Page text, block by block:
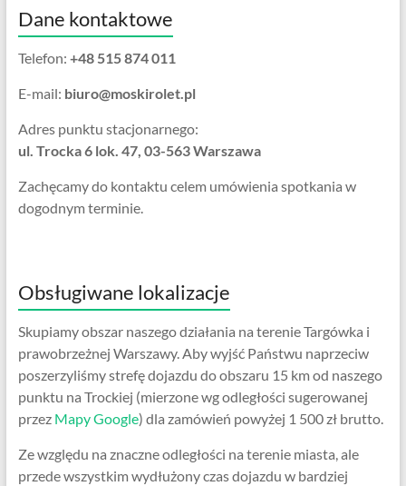
Dane kontaktowe
Telefon: +48 515 874 011
E-mail: biuro@moskirolet.pl
Adres punktu stacjonarnego:
ul. Trocka 6 lok. 47, 03-563 Warszawa
Zachęcamy do kontaktu celem umówienia spotkania w
dogodnym terminie.
Obsługiwane lokalizacje
Skupiamy obszar naszego działania na terenie Targówka i
prawobrzeżnej Warszawy. Aby wyjść Państwu naprzeciw
poszerzyliśmy strefę dojazdu do obszaru 15 km od naszego
punktu na Trockiej (mierzone wg odległości sugerowanej
przez Mapy Google) dla zamówień powyżej 1 500 zł brutto.
Ze względu na znaczne odległości na terenie miasta, ale
przede wszystkim wydłużony czas dojazdu w bardziej